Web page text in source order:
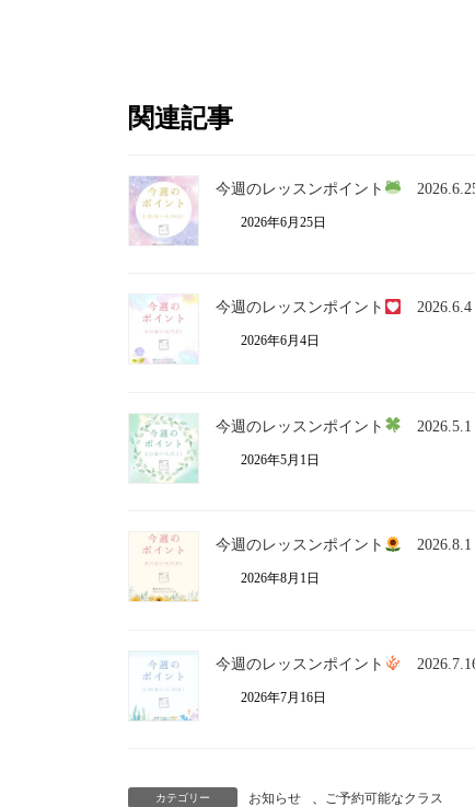
関連記事
今週のレッスンポイント
2026年6月25日
今週のレッスンポイント 2026.6.4
2026年6月4日
今週のレッスンポイント 2026.5.1
2026年5月1日
今週のレッスンポイント 2026.8.1
2026年8月1日
今週のレッスンポイント
2026年7月16日
カテゴリー お知らせ 、 ご予約可能なクラス